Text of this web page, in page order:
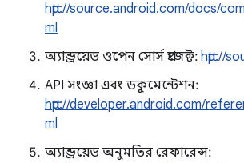
http://source.android.com/docs/
ml
অ্যান্ড্রয়েড ওপেন সোর্স প্রজেক্ট: http://
API সংজ্ঞা এবং ডকুমেন্টেশন:
http://developer.android.com/
ml
অ্যান্ড্রয়েড অনুমতির রেফারেন্স: